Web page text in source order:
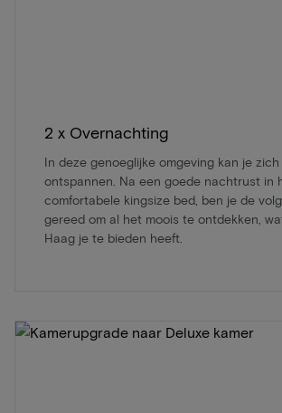
2 x Overnachting
In deze genoeglijke omgeving kan je zich
ontspannen. Na een goede nachtrust in
comfortabele kingsize bed, ben je de
gereed om al het moois te ontdekken,
Haag je te bieden heeft.